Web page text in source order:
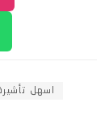
اسهل